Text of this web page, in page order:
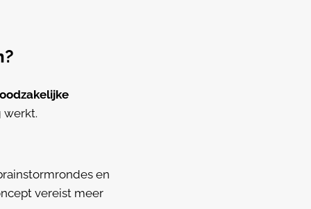
werkt.
en
vereist meer